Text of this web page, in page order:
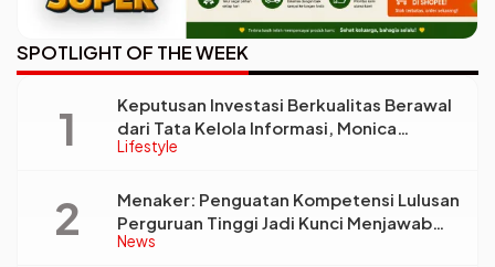
SPOTLIGHT OF THE WEEK
Lifestyle
Keputusan Investasi Berkualitas Berawal
dari Tata Kelola Informasi, Monica
Triyadi: Bukan Sekadar Analisis
News
Menaker: Penguatan Kompetensi Lulusan
Perguruan Tinggi Jadi Kunci Menjawab
Kebutuhan Dunia Kerja